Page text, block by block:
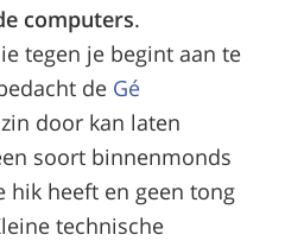
computers.
tegen je begint aan te
de Gé
door kan laten
soort binnenmonds
hik heeft en geen tong
technische